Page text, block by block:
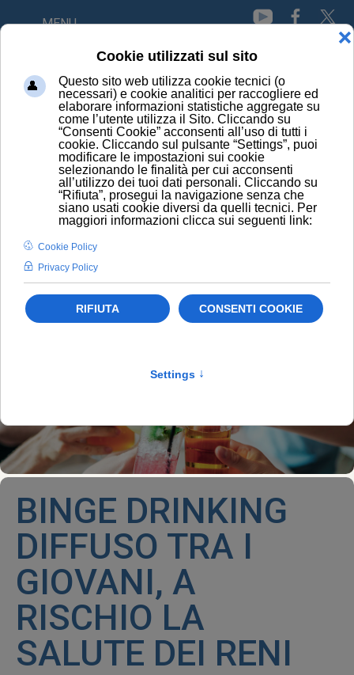
MENU
BINGE DRINKING DIFFUSO TRA I GIOVANI, A RISCHIO LA
SALUTE DEI RENI
BINGE DRINKING
DIFFUSO TRA I
GIOVANI, A
RISCHIO LA
SALUTE DEI RENI